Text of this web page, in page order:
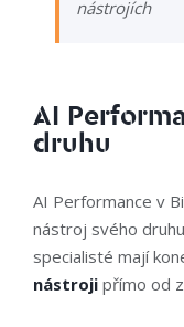
nástrojích
AI
druhu
AI Performance v
nástroj svého
specialisté mají
nástroji přímo od